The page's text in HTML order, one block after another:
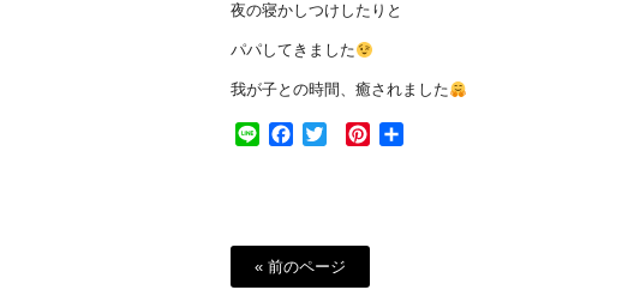
夜の寝かしつけしたりと
パパしてきました
我が子との時間、癒されました
Line Facebook
Twitter Pinterest
« 前のページ